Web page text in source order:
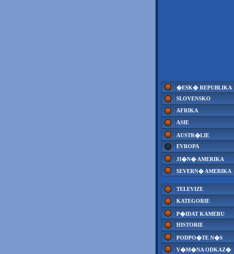
�ESK� REPUBLIKA
SLOVENSKO
AFRIKA
ASIE
AUSTR�LIE
EVROPA
JI�N� AMERIKA
SEVERN� AMERIKA
TELEVIZE
KATEGORIE
P�IDAT KAMERU
HISTORIE
PODPO�TE N�S
V�M�NA ODKAZ�